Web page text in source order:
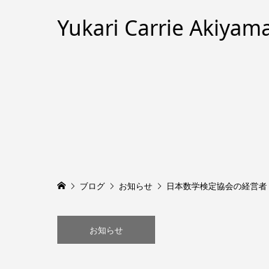
Yukari Carrie
ブログ お知らせ 日本数学検定協会の経営
お知らせ